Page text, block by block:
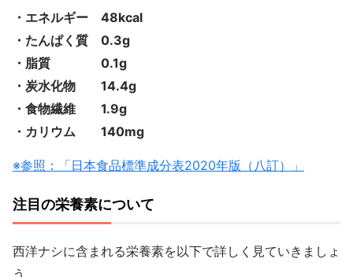
・エネルギー 48kcal
・たんぱく質 0.3g
・脂質 0.1g
・炭水化物 14.4g
・食物繊維 1.9g
・カリウム 140mg
※参照：「日本食品標準成分表2020年版（八訂）」
注目の栄養素について
西洋ナシに含まれる栄養素を以下で詳しく見ていきましょ
う。